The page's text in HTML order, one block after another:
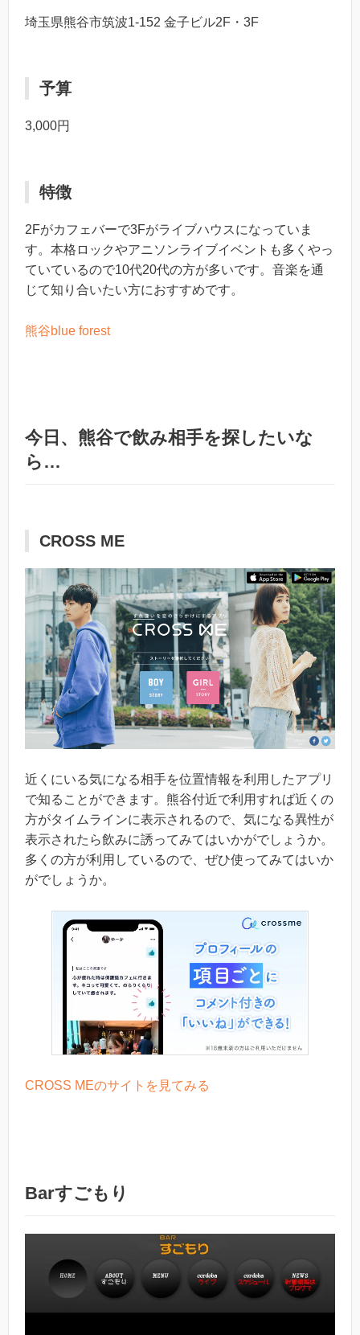
埼玉県熊谷市筑波1-152 金子ビル2F・3F
予算
3,000円
特徴
2Fがカフェバーで3Fがライブハウスになっていま
す。本格ロックやアニソンライブイベントも多くやっ
ていているので10代20代の方が多いです。音楽を通
じて知り合いたい方におすすめです。
熊谷blue forest
今日、熊谷で飲み相手を探したいな
ら…
CROSS ME
近くにいる気になる相手を位置情報を利用したアプリ
で知ることができます。熊谷付近で利用すれば近くの
方がタイムラインに表示されるので、気になる異性が
表示されたら飲みに誘ってみてはいかがでしょうか。
多くの方が利用しているので、ぜひ使ってみてはいか
がでしょうか。
CROSS MEのサイトを見てみる
Barすごもり